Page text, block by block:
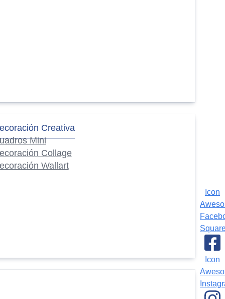
Creativa
Mini
Collage
Wallart
Icon
Icon